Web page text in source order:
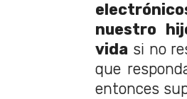
nuestro
vida si no
que
entonces